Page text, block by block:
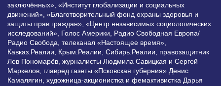
заключённых», «Институт глобализации и социальных
движений», «Благотворительный фонд охраны здоровья и
защиты прав граждан», «Центр независимых социологических
исследований», Голос Америки, Радио Свободная Европа/
Радио Свобода, телеканал «Настоящее время»,
Кавказ.Реалии, Крым.Реалии, Сибирь.Реалии, правозащитник
Лев Пономарёв, журналисты Людмила Савицкая и Сергей
Маркелов, главред газеты «Псковская губерния» Денис
Камалягин, художница-акционистка и фемактивистка Дарья